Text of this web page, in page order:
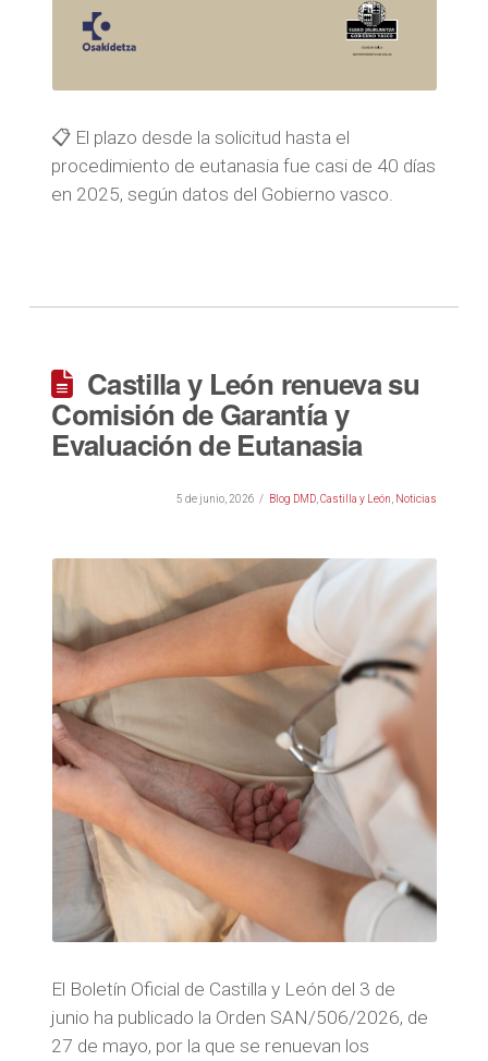
📋 El plazo desde la solicitud hasta el
procedimiento de eutanasia fue casi de 40 días
en 2025, según datos del Gobierno vasco.
Castilla y León renueva su
Comisión de Garantía y
Evaluación de Eutanasia
5 de junio, 2026 Blog DMD, Castilla y León Noticias
El Boletín Oficial de Castilla y León del 3 de
junio ha publicado la Orden SAN/506/2026, de
27 de mayo, por la que se renuevan los